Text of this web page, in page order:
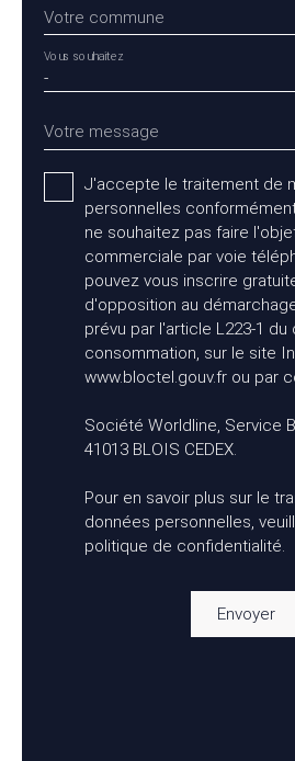
Votre commune
-
Vous souhaitez
Votre message
J'accepte le traitement de
personnelles conformément
ne souhaitez pas faire
commerciale par voie
pouvez vous inscrire
d'opposition au
prévu par l'article L223-1 du
consommation, sur le site
www.bloctel.gouv.fr ou par
Société Worldline, Service
41013 BLOIS CEDEX.
Pour en savoir plus sur le
données personnelles,
politique de confidentialité.
Envoyer